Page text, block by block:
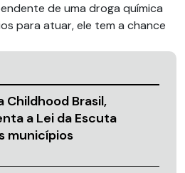
de uma droga química
para atuar, ele tem a chance
Childhood Brasil,
a Lei da Escuta
municípios